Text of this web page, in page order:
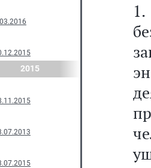
2015